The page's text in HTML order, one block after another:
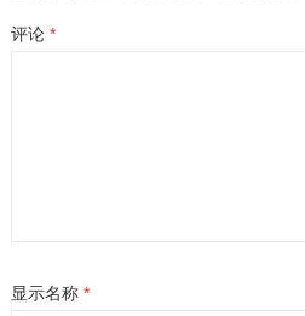
评论 *
显示名称 *